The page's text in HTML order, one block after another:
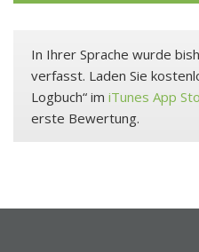
In Ihrer Sprache wurde
verfasst. Laden Sie
Logbuch“ im iTunes App
erste Bewertung.